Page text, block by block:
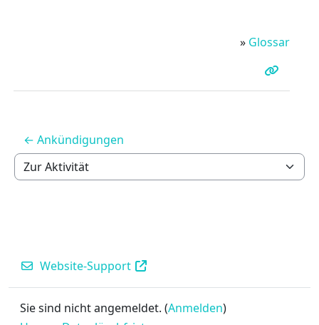
» Glossar
← Ankündigungen
Zur Aktivität
Website-Support
Sie sind nicht angemeldet. (Anmelden)